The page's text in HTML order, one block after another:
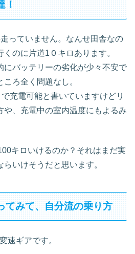
！
っていません。なんせ田舎なの
のに片道1０キロあります。
にバッテリーの劣化が少々不安で
ろ全く問題なし。
充電可能と書いていますけどリ
や、充電中の室内温度にもよるみ
キロいけるのか？それはまだ実
いけそうだと思います。
てみて、自分流の乗り方
速ギアです。